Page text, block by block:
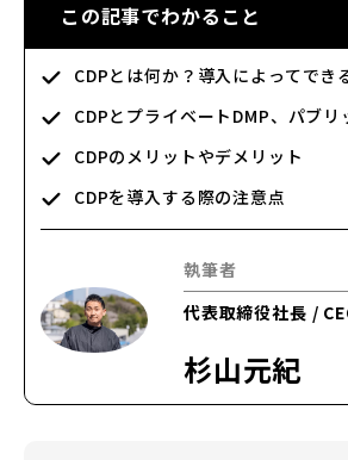
この記事でわかること
CDPとは何か？導入によってでき
CDPとプライベートDMP、パブリ
CDPのメリットやデメリット
CDPを導入する際の注意点
執筆者
代表取締役社長 /
杉山元紀